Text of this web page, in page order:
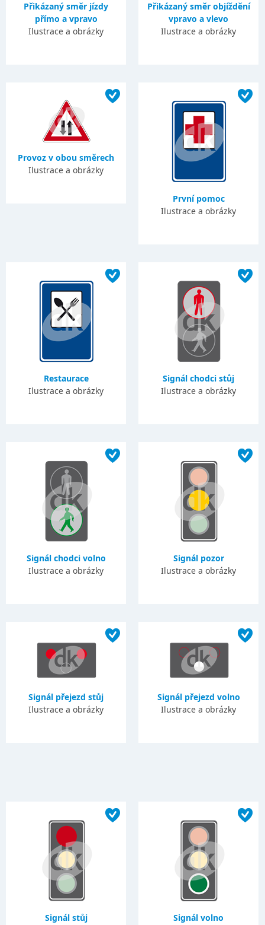
Přikázaný směr jízdy
přímo a vpravo
Ilustrace a obrázky
Přikázaný směr objíždění
vpravo a vlevo
Ilustrace a obrázky
Provoz v obou směrech
Ilustrace a obrázky
První pomoc
Ilustrace a obrázky
Restaurace
Ilustrace a obrázky
Signál chodci stůj
Ilustrace a obrázky
Signál chodci volno
Ilustrace a obrázky
Signál pozor
Ilustrace a obrázky
Signál přejezd stůj
Ilustrace a obrázky
Signál přejezd volno
Ilustrace a obrázky
Signál stůj
Signál volno